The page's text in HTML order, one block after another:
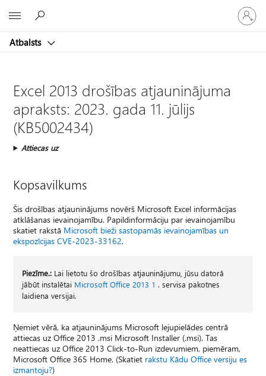
Atbalsts
savā
kontā
Excel 2013 drošības atjauninājuma
apraksts: 2023. gada 11. jūlijs
(KB5002434)
Attiecas uz
Kopsavilkums
Šis drošības atjauninājums novērš Microsoft Excel informācijas
atklāšanas ievainojamību. Papildinformāciju par ievainojamību
skatiet rakstā Microsoft bieži sastopamās ievainojamības un
ekspozīcijas CVE-2023-33162.
Piezīme.: Lai lietotu šo drošības atjauninājumu, jūsu datorā
jābūt instalētai Microsoft Office 2013 1 . servisa pakotnes
laidiena versijai.
Ņemiet vērā, ka atjauninājums Microsoft lejupielādes centrā
attiecas uz Office 2013 .msi Microsoft Installer (.msi). Tas
neattiecas uz Office 2013 Click-to-Run izdevumiem, piemēram,
Microsoft Office 365 Home. (Skatiet rakstu Kādu Office versiju es
izmantoju?)